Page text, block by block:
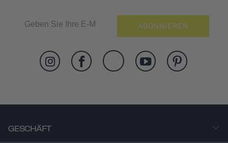
ABONNIEREN
GESCHÄFT